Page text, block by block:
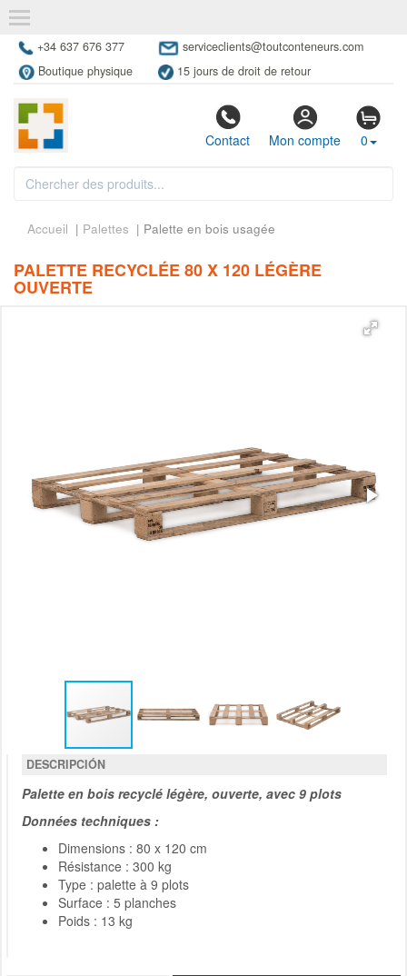
+34 637 676 377
serviceclients@toutconteneurs.com
Boutique physique
15 jours de droit de retour
Contact Mon compte 0
Accueil | Palettes | Palette en bois usagée
PALETTE RECYCLÉE 80 X 120 LÉGÈRE
OUVERTE
DESCRIPCIÓN
Palette en bois recyclé légère, ouverte, avec 9 plots
Données techniques :
Dimensions : 80 x 120 cm
Résistance : 300 kg
Type : palette à 9 plots
Surface : 5 planches
Poids : 13 kg